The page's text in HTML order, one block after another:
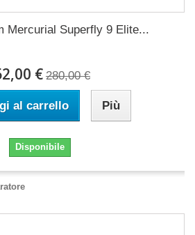
Mercurial Superfly 9 Elite...
€ 280,00 €
al carrello Più
Disponibile